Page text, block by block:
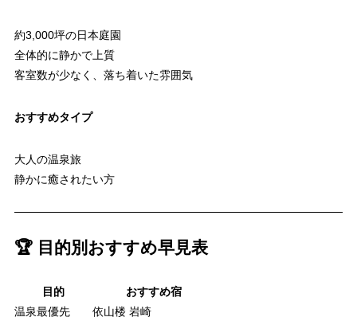
約3,000坪の日本庭園
全体的に静かで上質
客室数が少なく、落ち着いた雰囲気
おすすめタイプ
大人の温泉旅
静かに癒されたい方
🏆 目的別おすすめ早見表
目的
おすすめ宿
温泉最優先
依山楼 岩崎